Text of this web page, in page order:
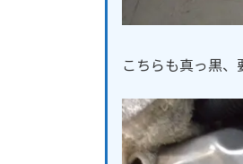
こちらも真っ黒、